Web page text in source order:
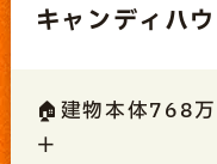
キャンディハ
🏠建物本体768
＋